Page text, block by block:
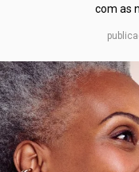
com as